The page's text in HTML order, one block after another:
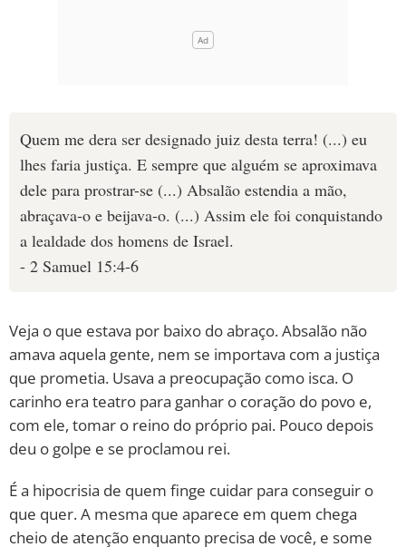
Quem me dera ser designado juiz desta terra! (...) eu
lhes faria justiça. E sempre que alguém se aproximava
dele para prostrar-se (...) Absalão estendia a mão,
abraçava-o e beijava-o. (...) Assim ele foi conquistando
a lealdade dos homens de Israel.
- 2 Samuel 15:4-6
Veja o que estava por baixo do abraço. Absalão não
amava aquela gente, nem se importava com a justiça
que prometia. Usava a preocupação como isca. O
carinho era teatro para ganhar o coração do povo e,
com ele, tomar o reino do próprio pai. Pouco depois
deu o golpe e se proclamou rei.
É a hipocrisia de quem finge cuidar para conseguir o
que quer. A mesma que aparece em quem chega
cheio de atenção enquanto precisa de você, e some